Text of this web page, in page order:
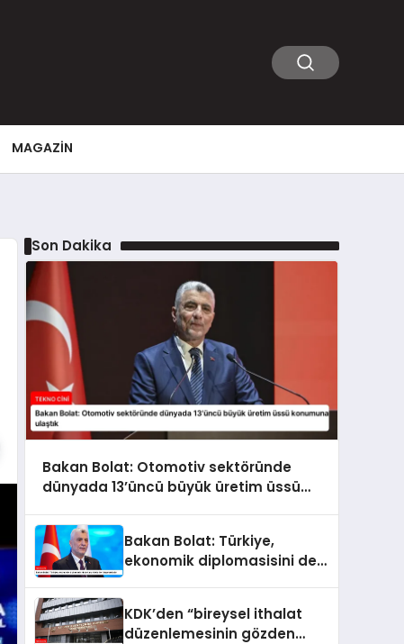
MAGAZIN
Son Dakika
Bakan Bolat: Otomotiv sektöründe
dünyada 13’üncü büyük üretim üssü
Bakan Bolat: Türkiye,
ekonomik diplomasisini de
KDK’den “bireysel ithalat
düzenlemesinin gözden